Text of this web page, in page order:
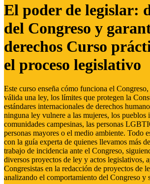
El poder de legislar:
del Congreso y
derechos Curso
el proceso legislativo
Este curso enseña cómo funciona el Congreso,
válida una ley, los límites que protegen la
estándares internacionales de derechos
ninguna ley vulnere a las mujeres, los pueblos
comunidades campesinas, las personas
personas mayores o el medio ambiente. Todo
con la guía experta de quienes llevamos más
trabajo de incidencia ante el Congreso,
diversos proyectos de ley y actos legislativos,
Congresistas en la redacción de proyectos de
analizando el comportamiento del Congreso y